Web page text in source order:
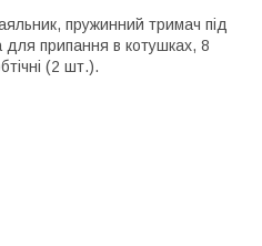
пружинний тримач під
для припання в котушках, 8
(2 шт.).